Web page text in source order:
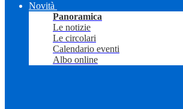
Novità
Panoramica
Le notizie
Le circolari
Calendario eventi
Albo online